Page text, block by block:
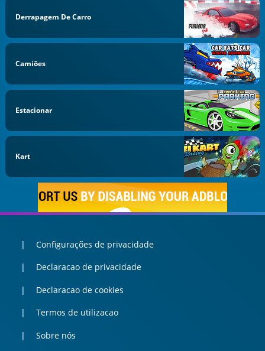
Derrapagem De Carro
Camiões
Estacionar
Kart
Configurações de privacidade
Declaracao de privacidade
Declaracao de cookies
Termos de utilizacao
Sobre nós